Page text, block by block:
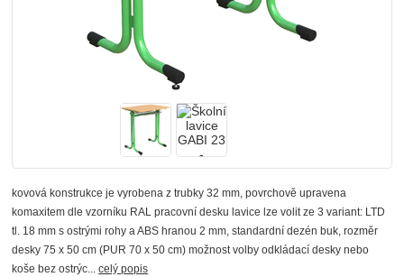
kovová konstrukce je vyrobena z trubky 32 mm, povrchově upravena
komaxitem dle vzorníku RAL pracovní desku lavice lze volit ze 3 variant: LTD
tl. 18 mm s ostrými rohy a ABS hranou 2 mm, standardní dezén buk, rozměr
desky 75 x 50 cm (PUR 70 x 50 cm) možnost volby odkládací desky nebo
koše bez ostrýc...celý popis